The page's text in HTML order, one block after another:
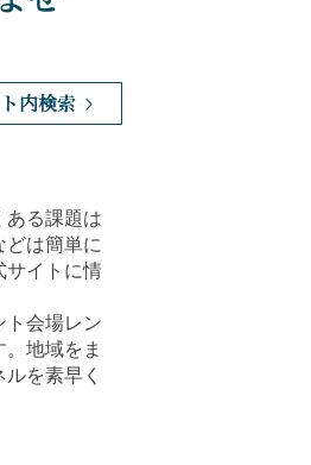
内検索
ある課題は
は簡単に
サイトに情
ト会場レン
地域をま
を素早く